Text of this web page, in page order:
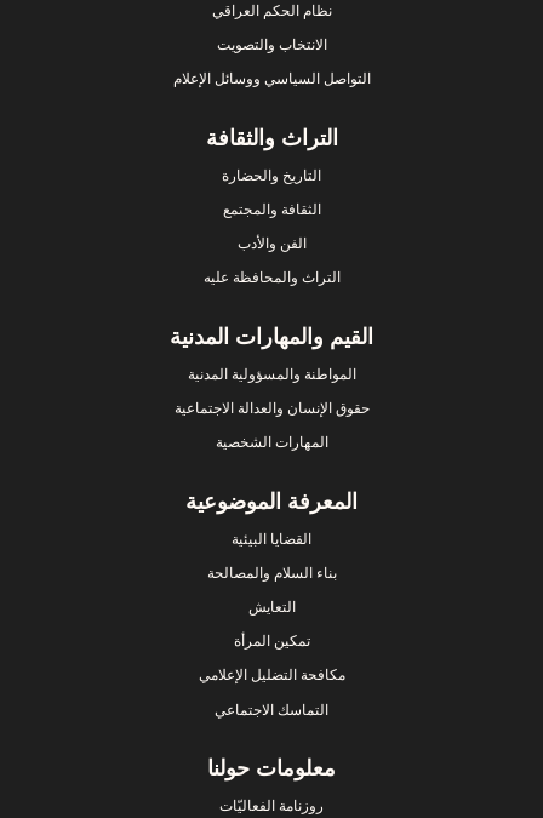
نظام الحكم العراقي
الانتخاب والتصويت
التواصل السياسي ووسائل الإعلام
التراث والثقافة
التاريخ والحضارة
الثقافة والمجتمع
الفن والأدب
التراث والمحافظة عليه
القيم والمهارات المدنية
المواطنة والمسؤولية المدنية
حقوق الإنسان والعدالة الاجتماعية
المهارات الشخصية
المعرفة الموضوعية
القضايا البيئية
بناء السلام والمصالحة
التعايش
تمكين المرأة
مكافحة التضليل الإعلامي
التماسك الاجتماعي
معلومات حولنا
روزنامة الفعاليّات